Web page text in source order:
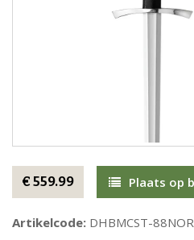
€ 559.99 Plaats op
Artikelcode: DHBMCST-88NOR